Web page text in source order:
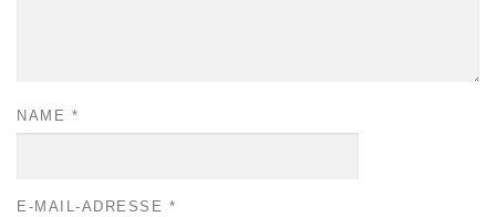
NAME *
E-MAIL-ADRESSE *